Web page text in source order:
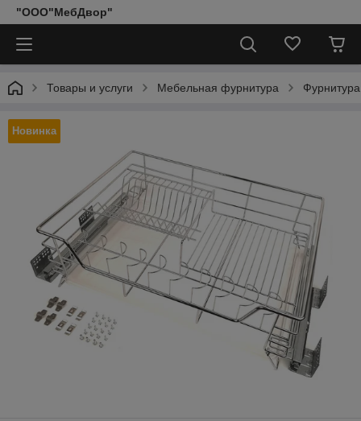
"ООО"МебДвор"
Товары и услуги Мебельная фурнитура
Новинка